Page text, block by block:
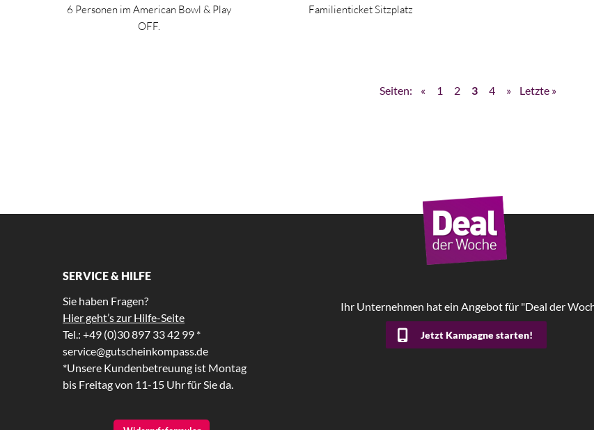
6 Personen im American Bowl & Play
OFF.
Familienticket Sitzplatz
Seiten: « 1 2 3 4 » Letzte »
SERVICE & HILFE
Sie haben Fragen?
Hier geht’s zur Hilfe-Seite
Tel.: +49 (0)30 897 33 42 99 *
service@gutscheinkompass.de
*Unsere Kundenbetreuung ist Montag
bis Freitag von 11-15 Uhr für Sie da.
Ihr Unternehmen hat ein Angebot für "Deal der
Jetzt Kampagne starten!